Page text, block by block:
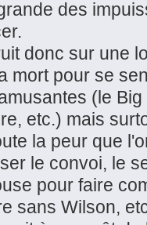
des
donc sur une
mort pour se
(le
etc.) mais
la peur que
le convoi, le
pour faire
sans Wilson,